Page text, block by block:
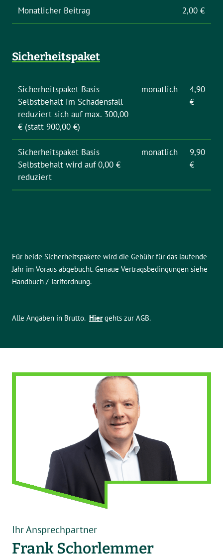
Monatlicher Beitrag 2,00 €
Sicherheitspaket
Sicherheitspaket Basis
Selbstbehalt im Schadensfall
reduziert sich auf max. 300,00
€ (statt 900,00 €)
monatlich
4,90
€
Sicherheitspaket Basis
Selbstbehalt wird auf 0,00 €
reduziert
monatlich
9,90
€
Für beide Sicherheitspakete wird die Gebühr für das laufende
Jahr im Voraus abgebucht. Genaue Vertragsbedingungen siehe
Handbuch / Tarifordnung.
Alle Angaben in Brutto. Hiergehts zur AGB.
Ihr Ansprechpartner
Frank Schorlemmer